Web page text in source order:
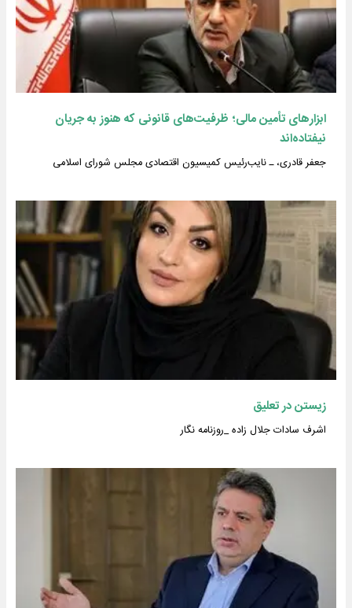
ابزارهای تأمین مالی؛ ظرفیت‌های قانونی که هنوز به جریان
نیفتاده‌اند
جعفر قادری، ـ نایب‌رئیس کمیسیون اقتصادی مجلس شورای اسلامی
زیستن در تعلیق
اشرف سادات جلال زاده _روزنامه نگار